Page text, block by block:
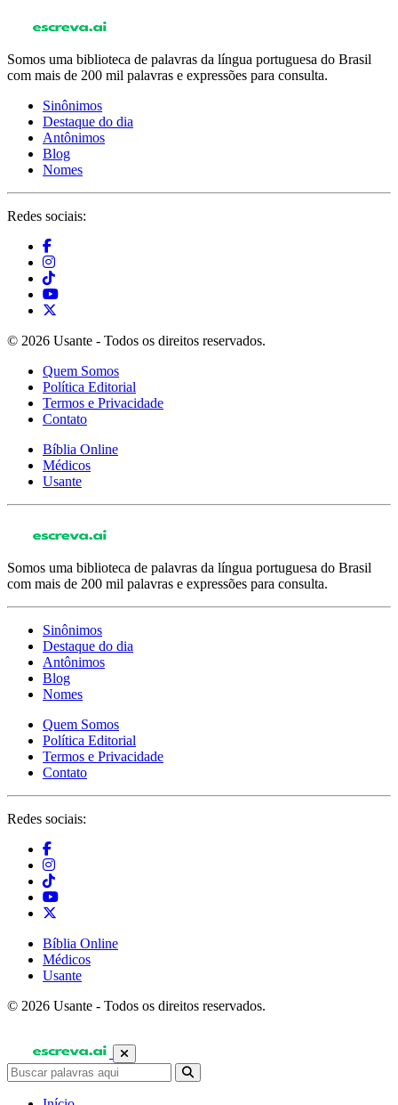
Somos uma biblioteca de palavras da língua portuguesa do Brasil
com mais de 200 mil palavras e expressões para consulta.
Sinônimos
Destaque do dia
Antônimos
Blog
Nomes
Redes sociais:
© 2026 Usante - Todos os direitos reservados.
Quem Somos
Política Editorial
Termos e Privacidade
Contato
Bíblia Online
Médicos
Usante
Somos uma biblioteca de palavras da língua portuguesa do Brasil
com mais de 200 mil palavras e expressões para consulta.
Sinônimos
Destaque do dia
Antônimos
Blog
Nomes
Quem Somos
Política Editorial
Termos e Privacidade
Contato
Redes sociais:
Bíblia Online
Médicos
Usante
© 2026 Usante - Todos os direitos reservados.